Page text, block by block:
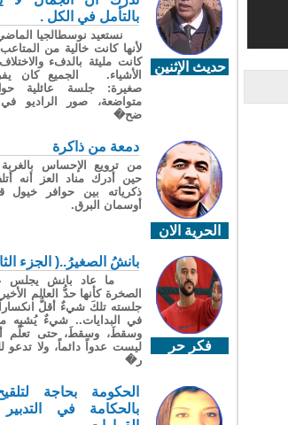
حديث الإثنين
بالتأمل في الكل .
نستعيد نوسطالجيا الماضي
لأنها كانت خالية من
كانت مليئة بالدفء
الأشياء. الجميع كان
صغيرة: جلسة عائلية
متواضعة، صور الراديو في
ضح�
الحرية الان
دمعة من ذاكرة
من ترويع الإحساس بالغربة
حين أدرك مناد العز أنه
ذكرياته بين حوافر خيول
أوسمان البرق.
فكر حر
بانشُ الصغيرُ..( الجزء
ما عاد بانش يجلس
الصخرة كأنها حدُّ العالم
جلسته تلكَ شيءٌ أقلُّ
في البدايات.. شيءٌ يُشبِه
وسقطَ، وسقطَ، حتى تعلّم
ليست عدواً دائماً، ولا تدعو
ر�
الحكومة بحاجة
بالحكامة في التدبير